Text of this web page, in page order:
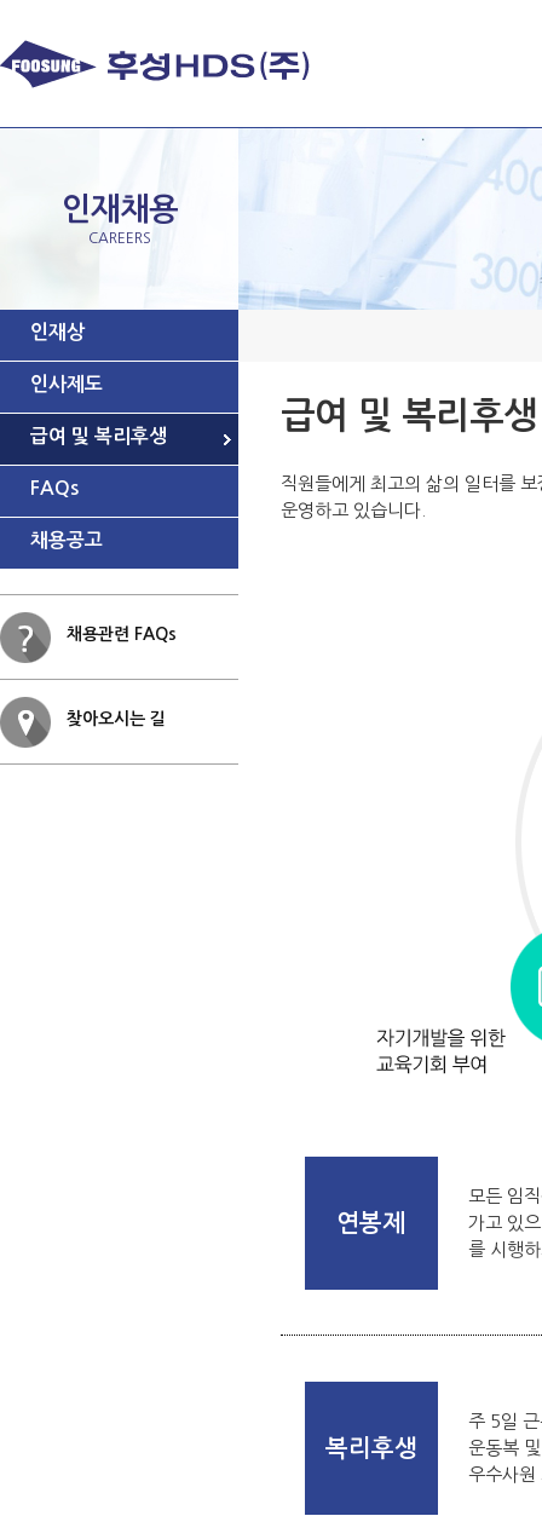
인재채용
CAREERS
인재상
인사제도
급여 및 복리후생
FAQs
채용공고
채용관련 FAQs
찾아오시는 길
급여 및 복리후생
직원들에게 최고의 삶의 일터를
운영하고 있습니다.
연봉제
모든 임
가고 있
를 시행
복리후생
주 5일
운동복
우수사원